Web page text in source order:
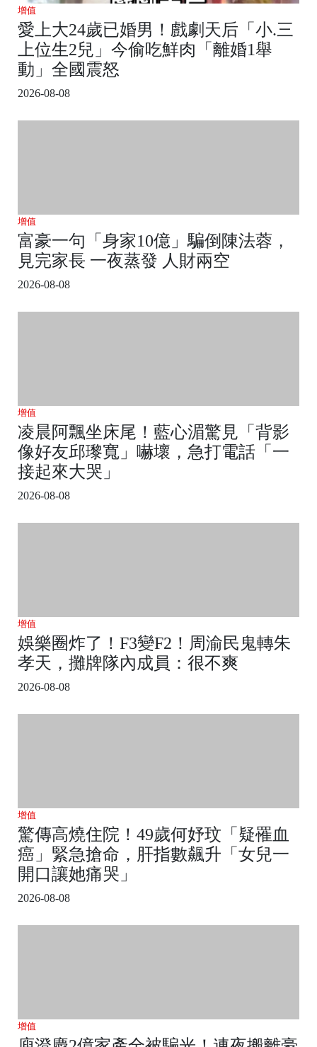
增值
愛上大24歲已婚男！戲劇天后「小.三
上位生2兒」今偷吃鮮肉「離婚1舉
動」全國震怒
2026-08-08
增值
富豪一句「身家10億」騙倒陳法蓉，
見完家長 一夜蒸發 人財兩空
2026-08-08
增值
凌晨阿飄坐床尾！藍心湄驚見「背影
像好友邱瓈寬」嚇壞，急打電話「一
接起來大哭」
2026-08-08
增值
娛樂圈炸了！F3變F2！周渝民鬼轉朱
孝天，攤牌隊內成員：很不爽
2026-08-08
增值
驚傳高燒住院！49歲何妤玟「疑罹血
癌」緊急搶命，肝指數飆升「女兒一
開口讓她痛哭」
2026-08-08
增值